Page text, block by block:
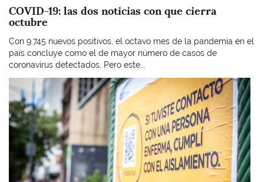
COVID-19: las dos noticias con que cierra
octubre
Con 9.745 nuevos positivos, el octavo mes de la pandemia en el
país concluye como el de mayor número de casos de
coronavirus detectados. Pero este...
Imagen